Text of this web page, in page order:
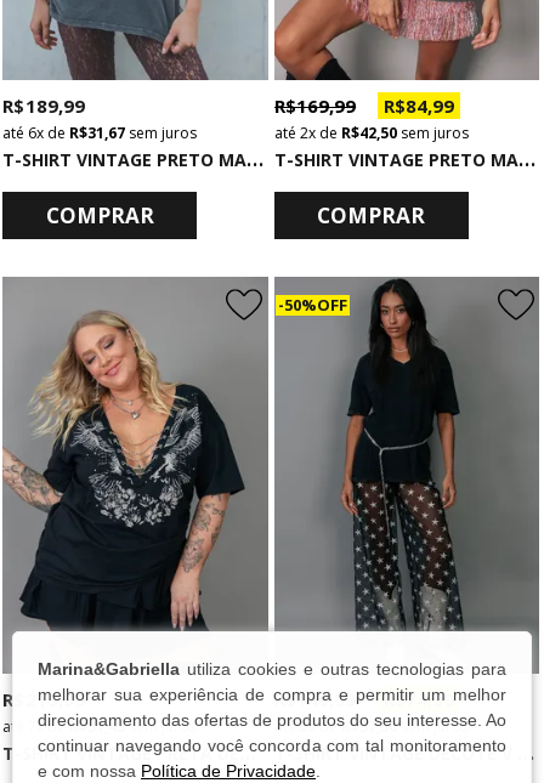
Marina&Gabriella utiliza cookies e outras tecnologias para
melhorar sua experiência de compra e permitir um melhor
direcionamento das ofertas de produtos do seu interesse. Ao
continuar navegando você concorda com tal monitoramento
e com nossa Política de Privacidade.
T
-SHIRT VINTAGE PRETO MARMORIZADO SUNDOWN
R$ 189,99
6x de R$ 31,67 sem juros
COMPRAR
T
-SHIRT VINTAGE PRETO MARMORIZADO MADE OF STARS
R$ 169,99 R$ 84,99
2xde R$ 42,50sem juros
COMPRAR
T
-SHIRT VINTAGE PRETA DECOTE V COM CORRENTES EAGLE
R$ 219,99
7xdeR$ 31,43sem juros
50% OFF
T-SHIRT VINTAGE DECOTE V BÁSICA ESTONADA
R$ 149,99 R$ 74,99
2xdeR$ 37,50sem juros